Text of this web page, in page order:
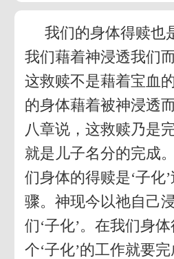
我们的身体得赎也
我们藉着神浸透我们
这救赎不是藉着宝血
的身体藉着被神浸透
八章说，这救赎乃是
就是儿子名分的完成
们身体的得赎是‘子化
骤。神现今以祂自己
们‘子化’。在我们身
个‘子化’的工作就要完